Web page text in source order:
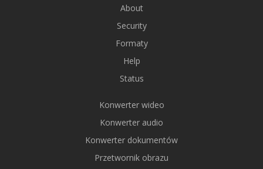
About
Security
Formaty
Help
Status
Konwerter wideo
Konwerter audio
Konwerter dokumentów
Przetwornik obrazu